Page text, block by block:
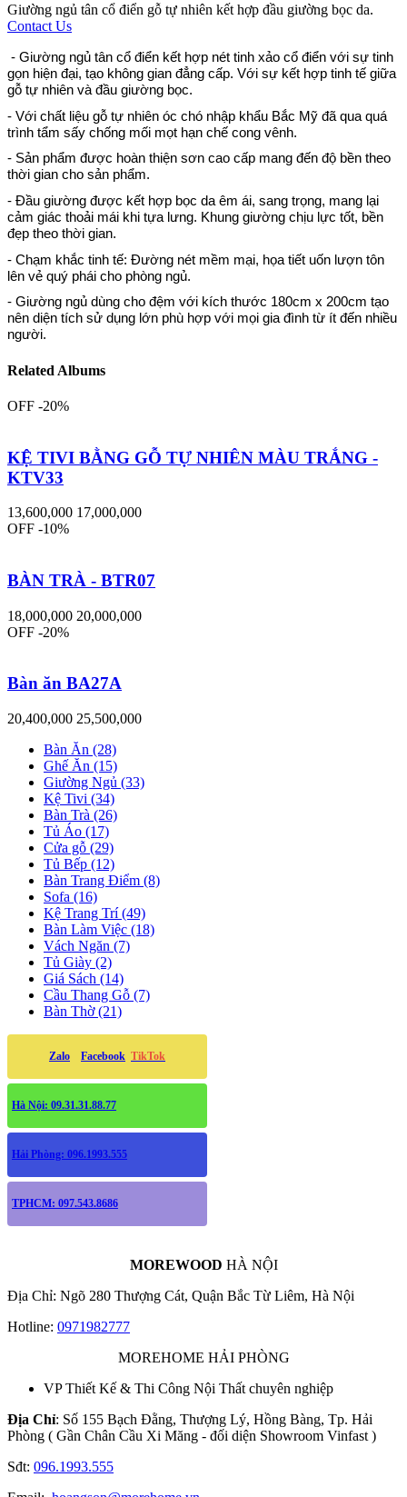
Giường ngủ tân cổ điển gỗ tự nhiên kết hợp đầu giường bọc da.
Contact Us
- Giường ngủ tân cổ điển kết hợp nét tinh xảo cổ điển với sự tinh
gọn hiện đại, tạo không gian đẳng cấp. Với sự kết hợp tinh tế giữa
gỗ tự nhiên và đầu giường bọc.
- Với chất liệu gỗ tự nhiên óc chó nhập khẩu Bắc Mỹ đã qua quá
trình tẩm sấy chống mối mọt hạn chế cong vênh.
- Sản phẩm được hoàn thiện sơn cao cấp mang đến độ bền theo
thời gian cho sản phẩm.
- Đầu giường được kết hợp bọc da êm ái, sang trọng, mang lại
cảm giác thoải mái khi tựa lưng. Khung giường chịu lực tốt, bền
đẹp theo thời gian.
- Chạm khắc tinh tế: Đường nét mềm mại, họa tiết uốn lượn tôn
lên vẻ quý phái cho phòng ngủ.
- Giường ngủ dùng cho đệm với kích thước 180cm x 200cm tạo
nên diện tích sử dụng lớn phù hợp với mọi gia đình từ ít đến nhiều
người.
Related Albums
OFF -20%
KỆ TIVI BẰNG GỖ TỰ NHIÊN MÀU TRẮNG -
KTV33
13,600,000 17,000,000
OFF -10%
BÀN TRÀ - BTR07
18,000,000 20,000,000
OFF -20%
Bàn ăn BA27A
20,400,000 25,500,000
Bàn Ăn (28)
Ghế Ăn (15)
Giường Ngủ (33)
Kệ Tivi (34)
Bàn Trà (26)
Tủ Áo (17)
Cửa gỗ (29)
Tủ Bếp (12)
Bàn Trang Điểm (8)
Sofa (16)
Kệ Trang Trí (49)
Bàn Làm Việc (18)
Vách Ngăn (7)
Tủ Giày (2)
Giá Sách (14)
Cầu Thang Gỗ (7)
Bàn Thờ (21)
Zalo Facebook TikTok
Hà Nội: 09.31.31.88.77
Hải Phòng: 096.1993.555
TPHCM: 097.543.8686
MOREWOOD HÀ NỘI
Địa Chỉ: Ngõ 280 Thượng Cát, Quận Bắc Từ Liêm, Hà Nội
Hotline: 0971982777
MOREHOME HẢI PHÒNG
VP Thiết Kế & Thi Công Nội Thất chuyên nghiệp
Địa Chỉ: Số 155 Bạch Đằng, Thượng Lý, Hồng Bàng, Tp. Hải
Phòng ( Gần Chân Cầu Xi Măng - đối diện Showroom Vinfast )
Sđt: 096.1993.555